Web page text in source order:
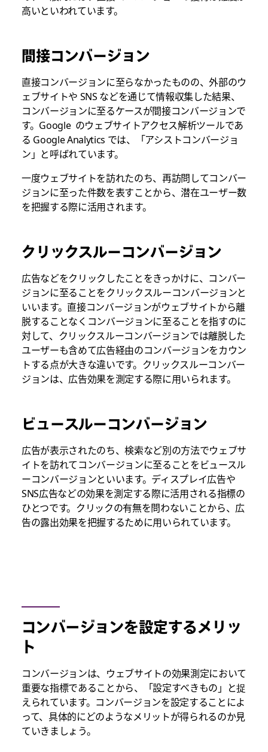
高いといわれています。
間接コンバージョン
直接コンバージョンに至らなかったものの、外部のウ
ェブサイトや SNS などを通じて情報収集した結果、
コンバージョンに至るケースが間接コンバージョンで
す。Google のウェブサイトアクセス解析ツールであ
る Google Analytics では、「アシストコンバージョ
ン」と呼ばれています。
一度ウェブサイトを訪れたのち、再訪問してコンバー
ジョンに至った件数を表すことから、潜在ユーザー数
を把握する際に活用されます。
クリックスルーコンバージョン
広告などをクリックしたことをきっかけに、コンバー
ジョンに至ることをクリックスルーコンバージョンと
いいます。直接コンバージョンがウェブサイトから離
脱することなくコンバージョンに至ることを指すのに
対して、クリックスルーコンバージョンでは離脱した
ユーザーも含めて広告経由のコンバージョンをカウン
トする点が大きな違いです。クリックスルーコンバー
ジョンは、広告効果を測定する際に用いられます。
ビュースルーコンバージョン
広告が表示されたのち、検索など別の方法でウェブサ
イトを訪れてコンバージョンに至ることをビュースル
ーコンバージョンといいます。ディスプレイ広告や
SNS広告などの効果を測定する際に活用される指標の
ひとつです。クリックの有無を問わないことから、広
告の露出効果を把握するために用いられています。
コンバージョンを設定するメリッ
ト
コンバージョンは、ウェブサイトの効果測定において
重要な指標であることから、「設定すべきもの」と捉
えられています。コンバージョンを設定することによ
って、具体的にどのようなメリットが得られるのか見
ていきましょう。